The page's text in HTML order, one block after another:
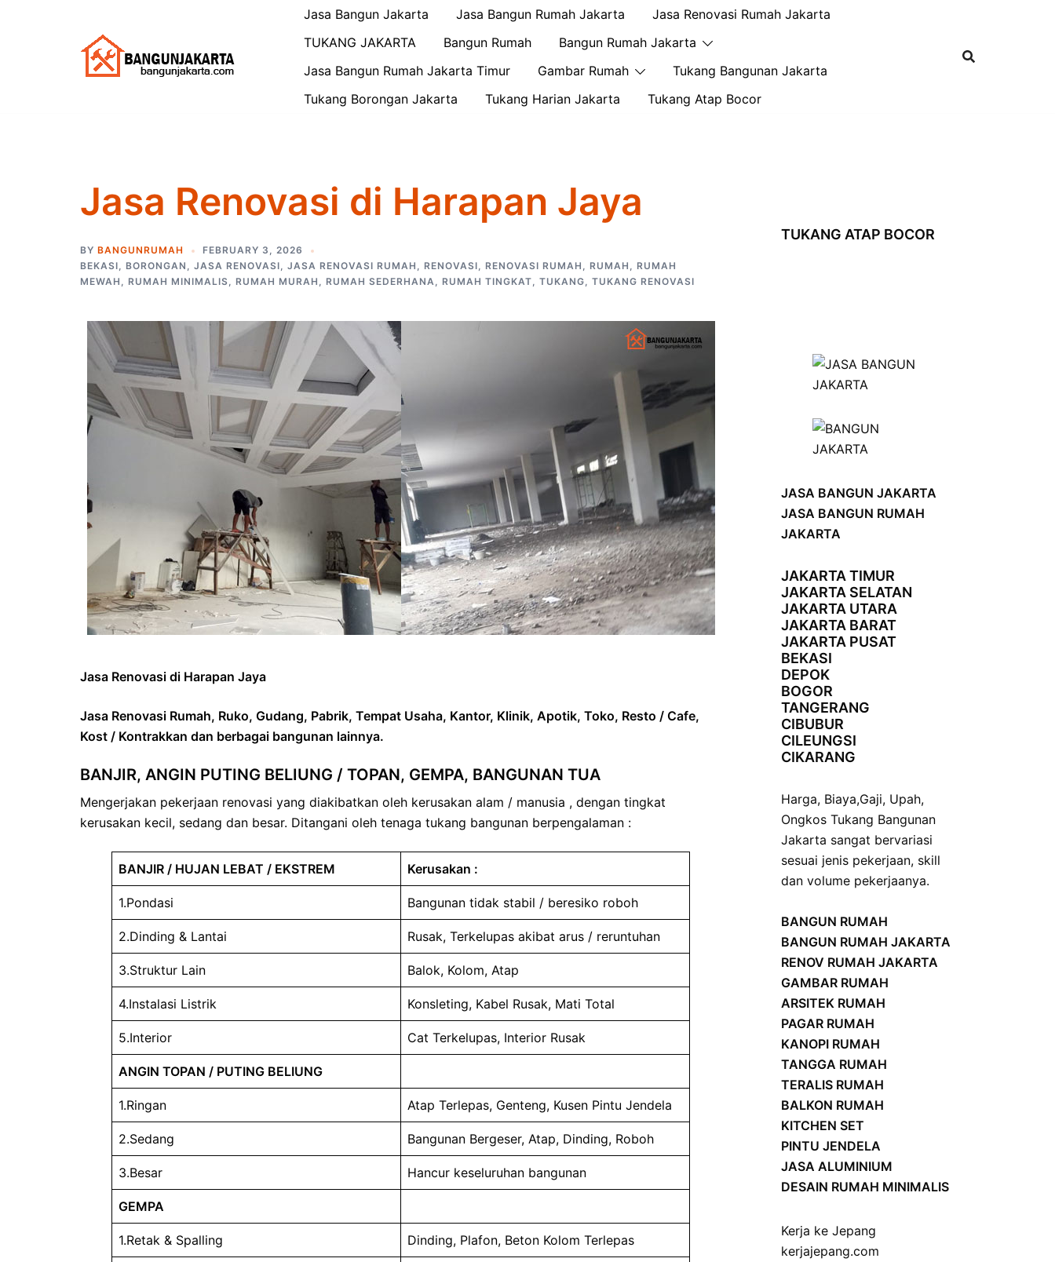
Jasa Bangun Jakarta Jasa Bangun Rumah Jakarta
Jasa Renovasi Rumah Jakarta
TUKANG JAKARTA
Bangun Rumah
Bangun Rumah Jakarta
Jasa Bangun Rumah Jakarta Timur
Gambar Rumah
Tukang Bangunan Jakarta
Tukang Borongan Jakarta
Tukang Harian Jakarta Tukang Atap Bocor
Jasa Renovasi di Harapan Jaya
BY BANGUNRUMAH
FEBRUARY 3, 2026
BEKASI, BORONGAN , JASA RENOVASI, JASA RENOVASI RUMAH , RENOVASI, RENOVASI RUMAH , RUMAH , RUMAH
MEWAH , RUMAH MINIMALIS, RUMAH MURAH , RUMAH SEDERHANA, RUMAH TINGKAT, TUKANG, TUKANG RENOVASI
Jasa Renovasi di Harapan Jaya
Jasa Renovasi Rumah, Ruko, Gudang, Pabrik, Tempat Usaha, Kantor, Klinik, Apotik, Toko, Resto / Cafe,
Kost / Kontrakkan dan berbagai bangunan lainnya.
BANJIR, ANGIN PUTING BELIUNG / TOPAN, GEMPA, BANGUNAN TUA
Mengerjakan pekerjaan renovasi yang diakibatkan oleh kerusakan alam / manusia , dengan tingkat
kerusakan kecil, sedang dan besar. Ditangani oleh tenaga tukang bangunan berpengalaman :
BANJIR / HUJAN LEBAT / EKSTREM Kerusakan :
1.Pondasi Bangunan tidak stabil / beresiko roboh
2.Dinding & Lantai Rusak, Terkelupas akibat arus / reruntuhan
3.Struktur Lain Balok, Kolom, Atap
4.Instalasi Listrik Konsleting, Kabel Rusak, Mati Total
5.Interior Cat Terkelupas, Interior Rusak
ANGIN TOPAN / PUTING BELIUNG
1.Ringan Atap Terlepas, Genteng, Kusen Pintu Jendela
2.Sedang Bangunan Bergeser, Atap, Dinding, Roboh
3.Besar Hancur keseluruhan bangunan
GEMPA
1.Retak & Spalling Dinding, Plafon, Beton Kolom Terlepas
TUKANG ATAP BOCOR
JASA BANGUN JAKARTA
JASA BANGUN RUMAH
JAKARTA
JAKARTA TIMUR
JAKARTA SELATAN
JAKARTA UTARA
JAKARTA BARAT
JAKARTA PUSAT
BEKASI
DEPOK
BOGOR
TANGERANG
CIBUBUR
CILEUNGSI
CIKARANG
Harga, Biaya,Gaji, Upah,
OngkosTukang Bangunan
Jakarta sangat bervariasi
sesuai jenis pekerjaan, skill
dan volume pekerjaanya.
BANGUN RUMAH
BANGUN RUMAH JAKARTA
RENOV RUMAH JAKARTA
GAMBAR RUMAH
ARSITEK RUMAH
PAGAR RUMAH
KANOPI RUMAH
TANGGA RUMAH
TERALIS RUMAH
BALKON RUMAH
KITCHEN SET
PINTU JENDELA
JASA ALUMINIUM
DESAIN RUMAH MINIMALIS
Kerja ke Jepang
kerjajepang.com